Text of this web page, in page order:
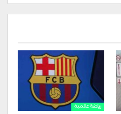
رياضة عالمية